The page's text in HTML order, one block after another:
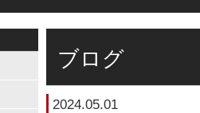
ブログ
2024.05.01